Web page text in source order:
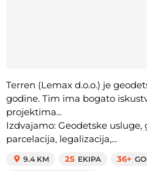
Terren (Lemax d.o.o.) je
godine. Tim ima bogato
projektima...
Izdvajamo: Geodetske usluge,
parcelacija, legalizacija,...
9.4 KM 25 EKIPA 36+